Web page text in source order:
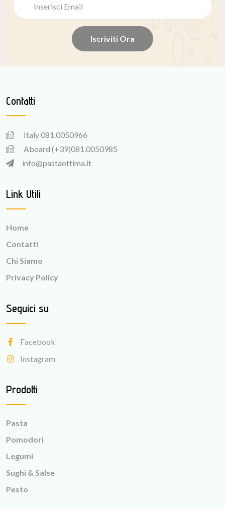
Iscriviti Ora
Contatti
Italy081.0050966
Aboard (+39)081.0050985
info@pastaottima.it
Link Utili
Home
Contatti
Chi Siamo
Privacy Policy
Seguici su
Facebook
Instagram
Prodotti
Pasta
Pomodori
Legumi
Sughi & Salse
Pesto